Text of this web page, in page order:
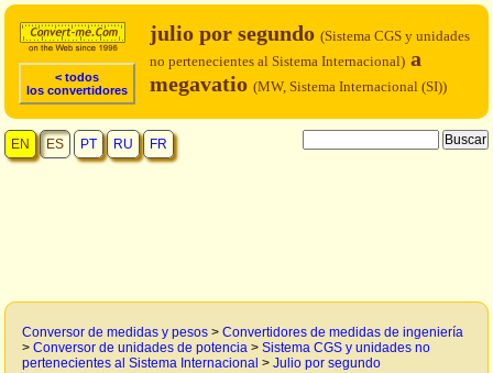
< todos
los convertidores
julio por segundo (Sistema CGS y unidades
no pertenecientes al Sistema Internacional) a
megavatio (MW, Sistema Internacional (SI))
EN ES PT RU FR
Conversor de medidas y pesos > Convertidores de medidas de ingeniería
> Conversor de unidades de potencia > Sistema CGS y unidades no
pertenecientes al Sistema Internacional > Julio por segundo